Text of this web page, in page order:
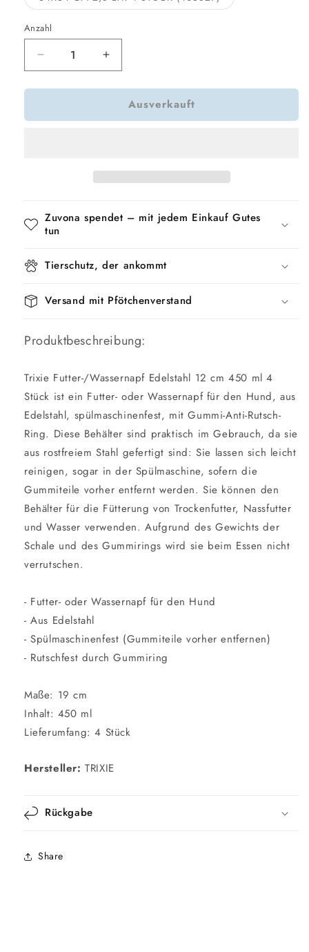
verfügbar
ausverkauft
Anzahl
Verringere
die
Menge
Trixie
Erhöhe
die
Menge
Trixie
Ausverkauft
Zuvona spendet – mit jedem Einkauf Gutes
tun
Tierschutz, der ankommt
Versand mit Pfötchenverstand
Produktbeschreibung:
Trixie Futter-/Wassernapf Edelstahl 12 cm 450 ml 4
Stück ist ein Futter- oder Wassernapf für den Hund, aus
Edelstahl, spülmaschinenfest, mit Gummi-Anti-Rutsch-
Ring. Diese Behälter sind praktisch im Gebrauch, da sie
aus rostfreiem Stahl gefertigt sind: Sie lassen sich leicht
reinigen, sogar in der Spülmaschine, sofern die
Gummiteile vorher entfernt werden. Sie können den
Behälter für die Fütterung von Trockenfutter, Nassfutter
und Wasser verwenden. Aufgrund des Gewichts der
Schale und des Gummirings wird sie beim Essen nicht
verrutschen.
- Futter- oder Wassernapf für den Hund
- Aus Edelstahl
- Spülmaschinenfest (Gummiteile vorher entfernen)
- Rutschfest durch Gummiring
Maße: 19 cm
Inhalt: 450 ml
Lieferumfang: 4 Stück
Hersteller:TRIXIE
Rückgabe
Share